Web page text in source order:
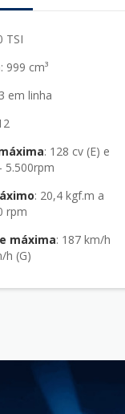
TSI
: 999 cm³
: 3 em linha
: 128 cv (E) e
5.500rpm
: 20,4 kgf.m a
rpm
máxima: 187 km/h
h (G)